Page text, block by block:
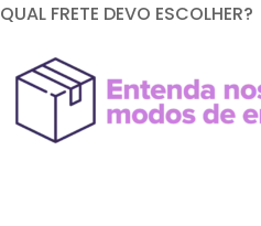
QUAL FRETE DEVO ESCOLHER?